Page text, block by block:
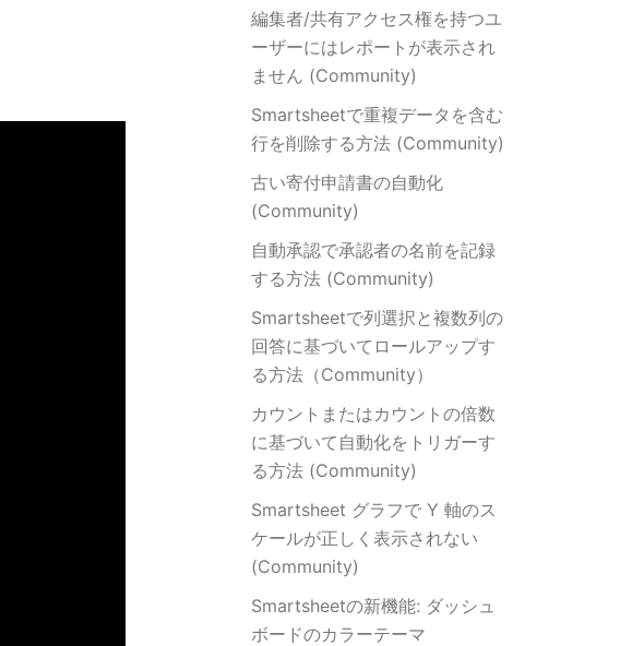
編集者/共有アクセス権を持つユ
ーザーにはレポートが表示され
ません (Community)
Smartsheetで重複データを含む
行を削除する方法 (Community)
古い寄付申請書の自動化
(Community)
自動承認で承認者の名前を記録
する方法 (Community)
Smartsheetで列選択と複数列の
回答に基づいてロールアップす
る方法（Community）
カウントまたはカウントの倍数
に基づいて自動化をトリガーす
る方法 (Community)
Smartsheet グラフで Y 軸のス
ケールが正しく表示されない
(Community)
Smartsheetの新機能: ダッシュ
ボードのカラーテーマ